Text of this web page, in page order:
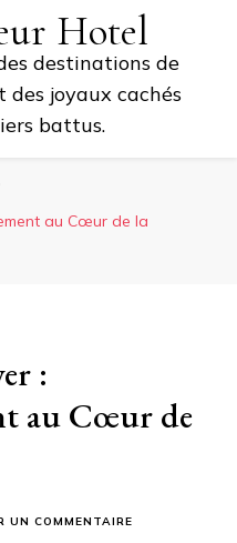
Hotel
destinations de
joyaux cachés
battus.
au Cœur de la
:
au Cœur de
UN COMMENTAIRE